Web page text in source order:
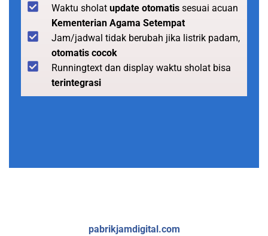
Waktu sholat update otomatis sesuai acuan
Kementerian Agama Setempat
Jam/jadwal tidak berubah jika listrik padam,
otomatis cocok
Runningtext dan display waktu sholat bisa
terintegrasi
pabrikjamdigital.com